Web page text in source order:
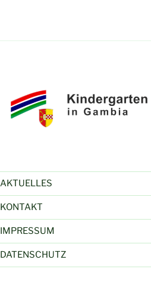
AKTUELLES
KONTAKT
IMPRESSUM
DATENSCHUTZ